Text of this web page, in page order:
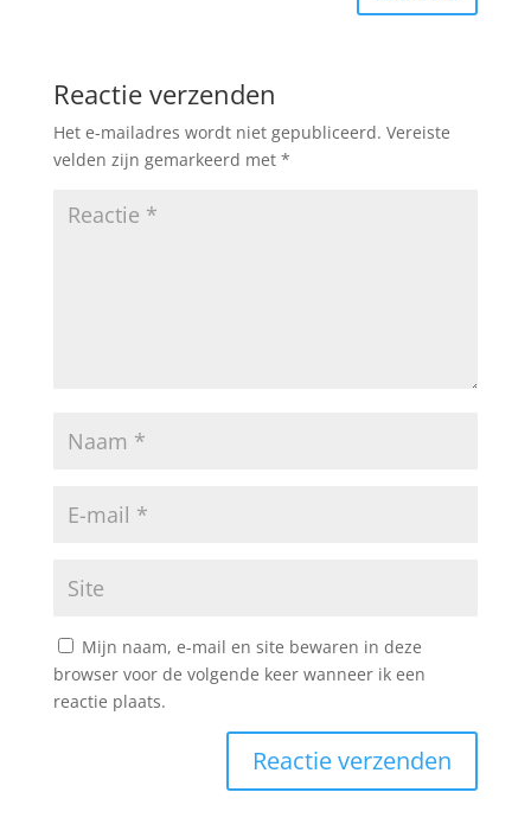
Reactie verzenden
Het e-mailadres wordt niet gepubliceerd. Vereiste
velden zijn gemarkeerd met *
Mijn naam, e-mail en site bewaren in deze
browser voor de volgende keer wanneer ik een
reactie plaats.